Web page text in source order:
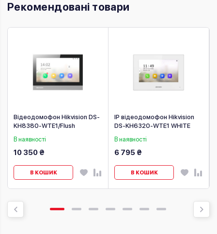
Рекомендовані товари
Відеодомофон Hikvision DS-
KH8380-WTE1/Flush
В наявності
10 350 ₴
В КОШИК
IP відеодомофон Hikvision
DS-KH6320-WTE1 WHITE
В наявності
6 795 ₴
В КОШИК